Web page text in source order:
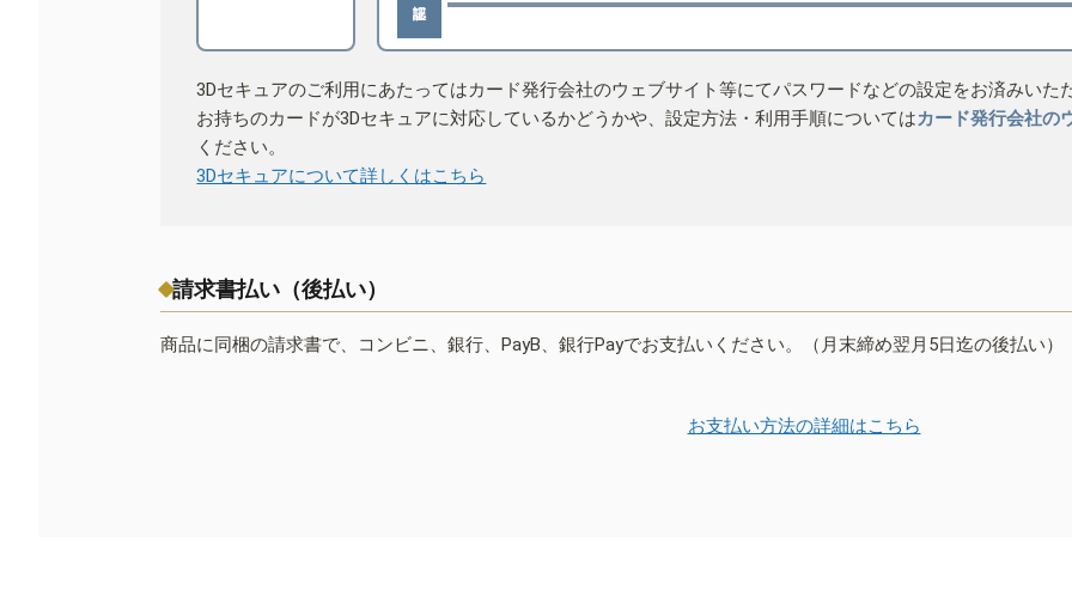
3Dセキュアのご利用にあたってはカード発行会社のウェブサイト等にてパスワードなどの設定をお済みいた
お持ちのカードが3Dセキュアに対応しているかどうかや、設定方法・利用手順についてはカード発行会社の
ください。
3Dセキュアについて詳しくはこちら
請求書払い（後払い）
商品に同梱の請求書で、コンビニ、銀行、PayB、銀行Payでお支払いください。（月末締め翌月5日迄の後払い）
お支払い方法の詳細はこちら